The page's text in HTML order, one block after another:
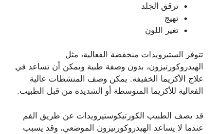
ترقق الجلد
تهيج
تغير اللون
تتوفر الستيرويدات منخفضة الفعالية، مثل
الهيدروكورتيزون، بدون وصفة طبية ويمكن أن تساعد في
علاج الأكزيما الخفيفة. يمكن وصف المنشطات عالية
الفعالية للأكزيما المتوسطة أو الشديدة من قبل الطبيب.
قد يصف الطبيب الكورتيكوستيرويدات عن طريق الفم
عندما لا يساعد الهيدروكورتيزون الموضعي، وقد يسبب